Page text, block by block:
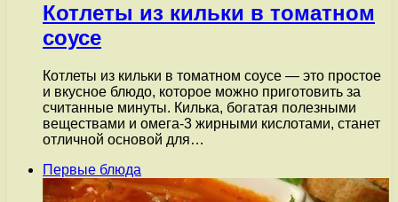
Котлеты из кильки в томатном
соусе
Котлеты из кильки в томатном соусе — это простое
и вкусное блюдо, которое можно приготовить за
считанные минуты. Килька, богатая полезными
веществами и омега-3 жирными кислотами, станет
отличной основой для…
Первые блюда